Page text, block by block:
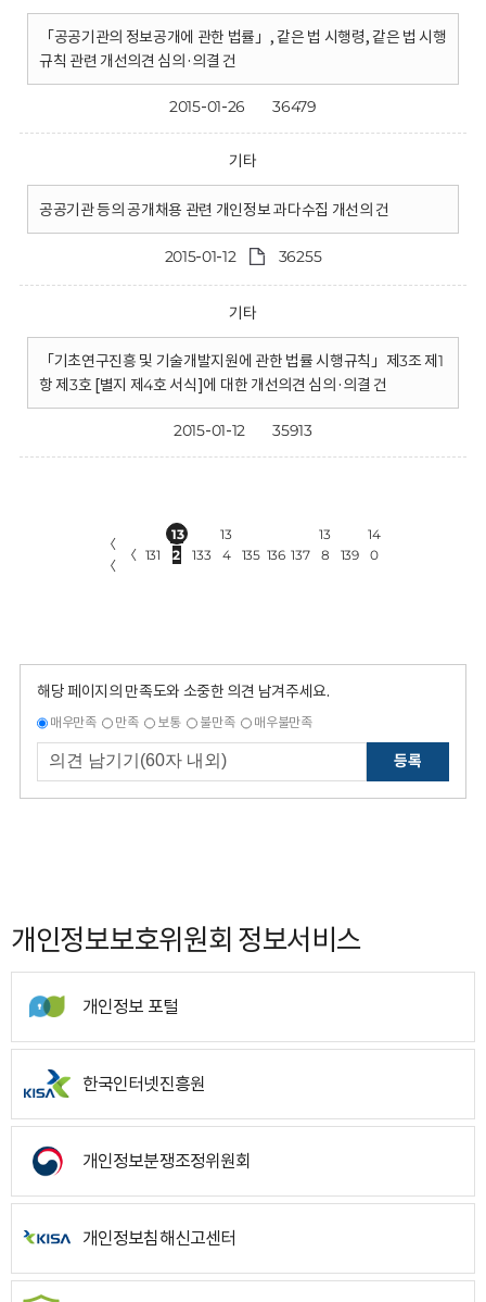
「공공기관의 정보공개에 관한 법률」, 같은 법 시행령, 같은 법 시행
규칙 관련 개선의견 심의·의결 건
2015-01-26 36479
기타
공공기관 등의 공개채용 관련 개인정보 과다수집 개선의 건
2015-01-12 36255
기타
「기초연구진흥 및 기술개발지원에 관한 법률 시행규칙」제3조 제1
항 제3호 [별지 제4호 서식]에 대한 개선의견 심의·의결 건
2015-01-12 35913
〈
〈
〈 131
13
2
133
13
4
135 136 137
13
8
139
14
0
해당 페이지의 만족도와 소중한 의견 남겨주세요.
매우만족 만족 보통 불만족 매우불만족
등록
개인정보보호위원회 정보서비스
개인정보 포털
한국인터넷진흥원
개인정보분쟁조정위원회
개인정보침해신고센터